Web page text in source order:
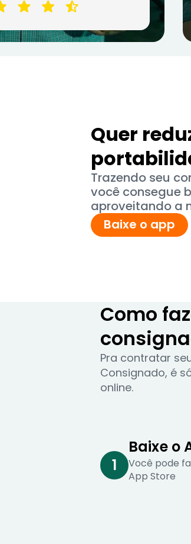
Quer
Trazendo seu
você consegue
aproveitando a
Baixe o app
Como
Pra contratar
Consignado, é
online.
1
Baixe o
Você pode
App Store